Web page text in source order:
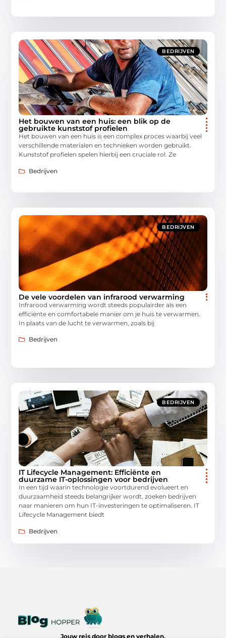
BEDRIJVEN
Het bouwen van een huis: een blik op de
gebruikte kunststof profielen
Het bouwen van een huis is een complex proces waarbij veel
verschillende materialen en technieken worden gebruikt.
Kunststof profielen spelen hierbij een cruciale rol. Ze
Bedrijven
BEDRIJVEN
De vele voordelen van infrarood verwarming
Infrarood verwarming wordt steeds populairder als een
efficiënte en comfortabele manier om je huis te verwarmen.
In plaats van de lucht te verwarmen, zoals bij
Bedrijven
BEDRIJVEN
IT Lifecycle Management: Efficiënte en
duurzame IT-oplossingen voor bedrijven
In een tijd waarin technologie voortdurend evolueert en
duurzaamheid steeds belangrijker wordt, zoeken bedrijven
naar manieren om hun IT-investeringen te optimaliseren. IT
Lifecycle Management biedt
Bedrijven
Jouw reis door blogs en verhalen.